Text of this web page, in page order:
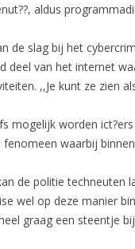
aldus
de slag bij het
deel van het internet
,,Je kunt ze zien
mogelijk worden
fenomeen waarbij
de politie techneuten
wel op deze manier
graag een steentje